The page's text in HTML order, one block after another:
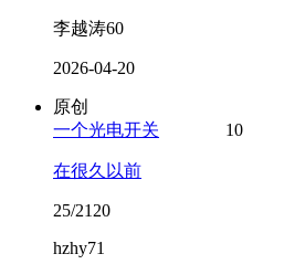
李越涛60
2026-04-20
原创
一个光电开关
10
在很久以前
25/2120
hzhy71